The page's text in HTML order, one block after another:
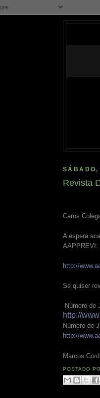
Revista
Caros
A espera
AAPPREVI:
http://
Se quiser
Número de
http://
Número de
http://
Marcos
POSTADO